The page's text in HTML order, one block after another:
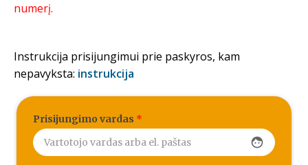
numerį.
Instrukcija prisijungimui prie paskyros, kam
nepavyksta: instrukcija
Prisijungimo vardas *
face